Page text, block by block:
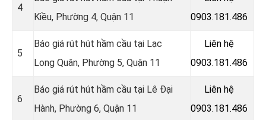
4
Kiều, Phường 4, Quận 11
0903.181.486
5
Báo giá rút hút hầm cầu tại Lạc
Long Quân, Phường 5, Quận 11
Liên hệ
0903.181.486
6
Báo giá rút hút hầm cầu tại Lê Đại
Hành, Phường 6, Quận 11
Liên hệ
0903.181.486